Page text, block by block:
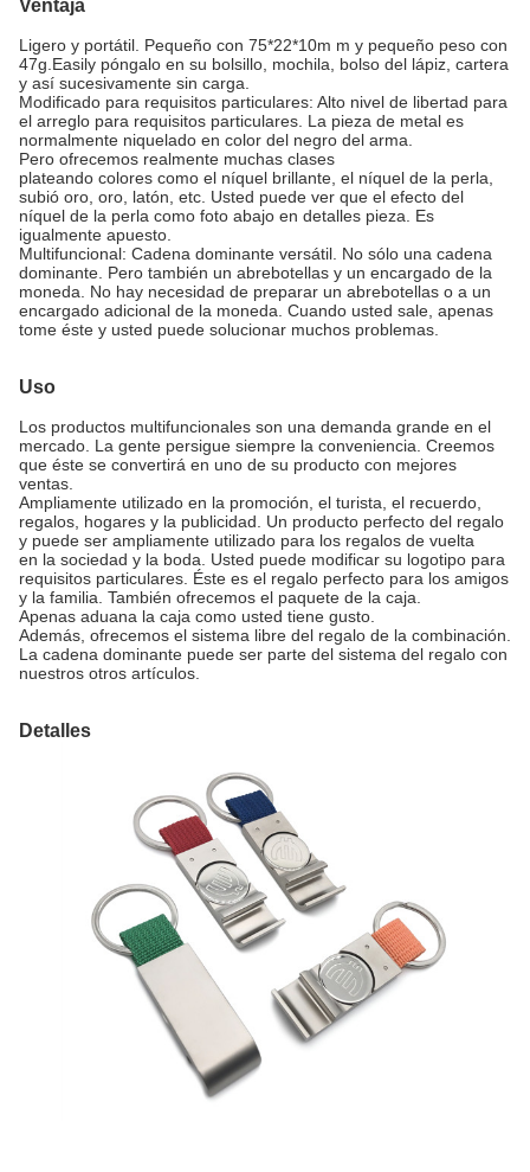
Ventaja
Ligero y portátil. Pequeño con 75*22*10m m y pequeño peso con
47g.Easily póngalo en su bolsillo, mochila, bolso del lápiz, cartera
y así sucesivamente sin carga.
Modificado para requisitos particulares: Alto nivel de libertad para
el arreglo para requisitos particulares. La pieza de metal es
normalmente niquelado en color del negro del arma.
Pero ofrecemos realmente muchas clases
plateando colores como el níquel brillante, el níquel de la perla,
subió oro, oro, latón, etc. Usted puede ver que el efecto del
níquel de la perla como foto abajo en detalles pieza. Es
igualmente apuesto.
Multifuncional: Cadena dominante versátil. No sólo una cadena
dominante. Pero también un abrebotellas y un encargado de la
moneda. No hay necesidad de preparar un abrebotellas o a un
encargado adicional de la moneda. Cuando usted sale, apenas
tome éste y usted puede solucionar muchos problemas.
Uso
Los productos multifuncionales son una demanda grande en el
mercado. La gente persigue siempre la conveniencia. Creemos
que éste se convertirá en uno de su producto con mejores
ventas.
Ampliamente utilizado en la promoción, el turista, el recuerdo,
regalos, hogares y la publicidad. Un producto perfecto del regalo
y puede ser ampliamente utilizado para los regalos de vuelta
en la sociedad y la boda. Usted puede modificar su logotipo para
requisitos particulares. Éste es el regalo perfecto para los amigos
y la familia. También ofrecemos el paquete de la caja.
Apenas aduana la caja como usted tiene gusto.
Además, ofrecemos el sistema libre del regalo de la combinación.
La cadena dominante puede ser parte del sistema del regalo con
nuestros otros artículos.
Detalles